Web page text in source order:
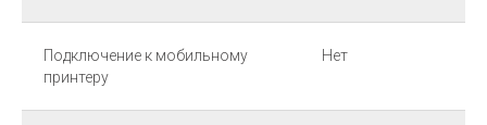
Подключение к мобильному
принтеру
Нет